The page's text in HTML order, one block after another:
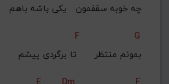
چه خوبه سقفمون   یکی باشه باهم
F
G
بمونم منتظر      تا برگردی پیشم